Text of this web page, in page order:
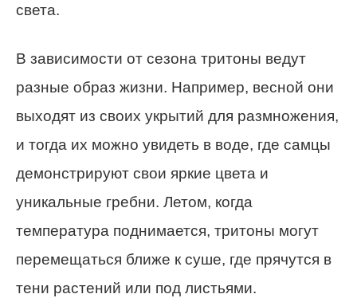
света.
В зависимости от сезона тритоны ведут
разные образ жизни. Например, весной они
выходят из своих укрытий для размножения,
и тогда их можно увидеть в воде, где самцы
демонстрируют свои яркие цвета и
уникальные гребни. Летом, когда
температура поднимается, тритоны могут
перемещаться ближе к суше, где прячутся в
тени растений или под листьями.